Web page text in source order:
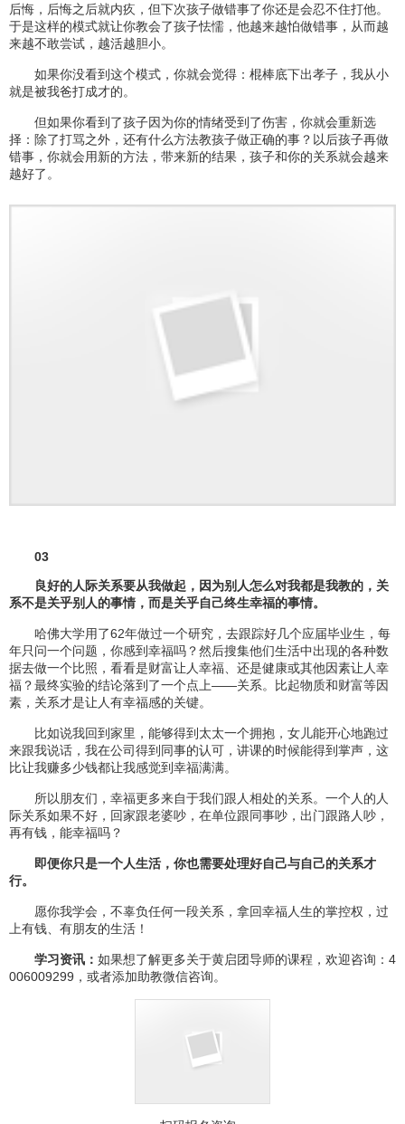
后悔，后悔之后就内疚，但下次孩子做错事了你还是会忍不住打他。
于是这样的模式就让你教会了孩子怯懦，他越来越怕做错事，从而越
来越不敢尝试，越活越胆小。
如果你没看到这个模式，你就会觉得：棍棒底下出孝子，我从小
就是被我爸打成才的。
但如果你看到了孩子因为你的情绪受到了伤害，你就会重新选
择：除了打骂之外，还有什么方法教孩子做正确的事？以后孩子再做
错事，你就会用新的方法，带来新的结果，孩子和你的关系就会越来
越好了。
03
良好的人际关系要从我做起，因为别人怎么对我都是我教的，关
系不是关乎别人的事情，而是关乎自己终生幸福的事情。
哈佛大学用了62年做过一个研究，去跟踪好几个应届毕业生，每
年只问一个问题，你感到幸福吗？然后搜集他们生活中出现的各种数
据去做一个比照，看看是财富让人幸福、还是健康或其他因素让人幸
福？最终实验的结论落到了一个点上——关系。比起物质和财富等因
素，关系才是让人有幸福感的关键。
比如说我回到家里，能够得到太太一个拥抱，女儿能开心地跑过
来跟我说话，我在公司得到同事的认可，讲课的时候能得到掌声，这
比让我赚多少钱都让我感觉到幸福满满。
所以朋友们，幸福更多来自于我们跟人相处的关系。一个人的人
际关系如果不好，回家跟老婆吵，在单位跟同事吵，出门跟路人吵，
再有钱，能幸福吗？
即便你只是一个人生活，你也需要处理好自己与自己的关系才
行。
愿你我学会，不辜负任何一段关系，拿回幸福人生的掌控权，过
上有钱、有朋友的生活！
学习资讯： 如果想了解更多关于黄启团导师的课程，欢迎咨询：4
006009299，或者添加助教微信咨询。